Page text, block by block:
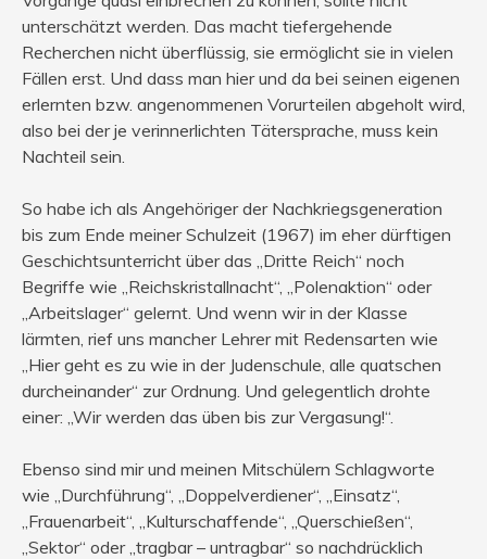
unterschätzt werden. Das macht tiefergehende
Recherchen nicht überflüssig, sie ermöglicht sie in vielen
Fällen erst. Und dass man hier und da bei seinen eigenen
erlernten bzw. angenommenen Vorurteilen abgeholt wird,
also bei der je verinnerlichten Tätersprache, muss kein
Nachteil sein.
So habe ich als Angehöriger der Nachkriegsgeneration
bis zum Ende meiner Schulzeit (1967) im eher dürftigen
Geschichtsunterricht über das „Dritte Reich“ noch
Begriffe wie „Reichskristallnacht“, „Polenaktion“ oder
„Arbeitslager“ gelernt. Und wenn wir in der Klasse
lärmten, rief uns mancher Lehrer mit Redensarten wie
„Hier geht es zu wie in der Judenschule, alle quatschen
durcheinander“ zur Ordnung. Und gelegentlich drohte
einer: „Wir werden das üben bis zur Vergasung!“.
Ebenso sind mir und meinen Mitschülern Schlagworte
wie „Durchführung“, „Doppelverdiener“, „Einsatz“,
„Frauenarbeit“, „Kulturschaffende“, „Querschießen“,
„Sektor“ oder „tragbar – untragbar“ so nachdrücklich